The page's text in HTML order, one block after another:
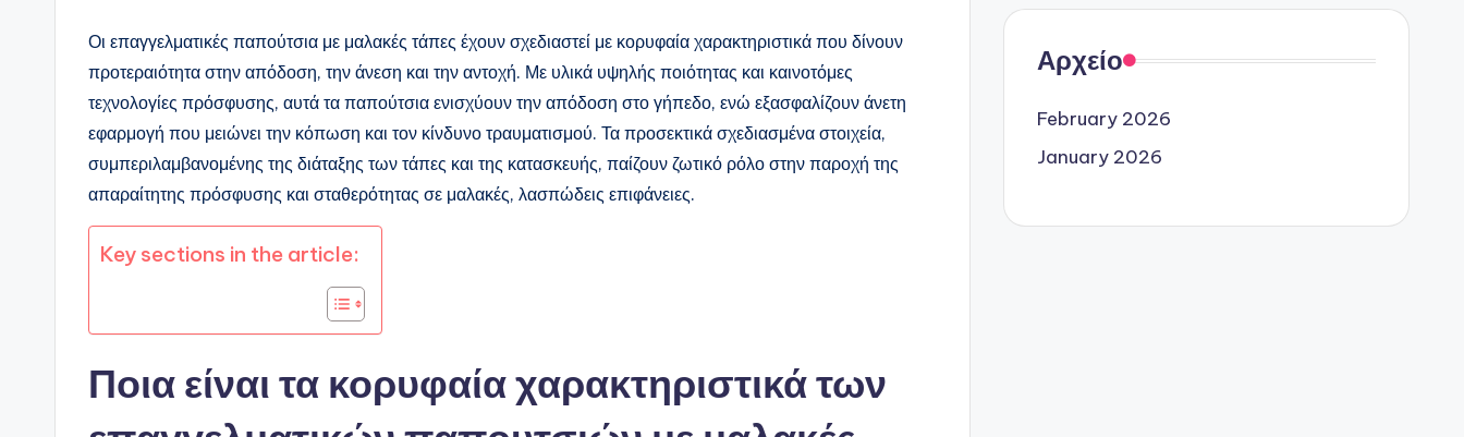
Οι επαγγελματικές παπούτσια με μαλακές τάπες έχουν σχεδιαστεί με κορυφαία χαρακτηριστικά που δίνουν
προτεραιότητα στην απόδοση, την άνεση και την αντοχή. Με υλικά υψηλής ποιότητας και καινοτόμες
τεχνολογίες πρόσφυσης, αυτά τα παπούτσια ενισχύουν την απόδοση στο γήπεδο, ενώ εξασφαλίζουν άνετη
εφαρμογή που μειώνει την κόπωση και τον κίνδυνο τραυματισμού. Τα προσεκτικά σχεδιασμένα στοιχεία,
συμπεριλαμβανομένης της διάταξης των τάπες και της κατασκευής, παίζουν ζωτικό ρόλο στην παροχή της
απαραίτητης πρόσφυσης και σταθερότητας σε μαλακές, λασπώδεις επιφάνειες.
Key sections in the article:
Ποια είναι τα κορυφαία χαρακτηριστικά των
Αρχείο
February 2026
January 2026